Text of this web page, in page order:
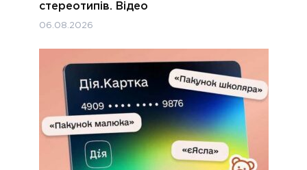
стереотипів. Відео
06.08.2026